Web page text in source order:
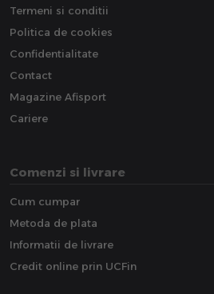
Termeni si conditii
Politica de cookies
Confidentialitate
Contact
Magazine Afisport
Cariere
Comenzi si livrare
Cum cumpar
Metoda de plata
Informatii de livrare
Credit online prin UCFin